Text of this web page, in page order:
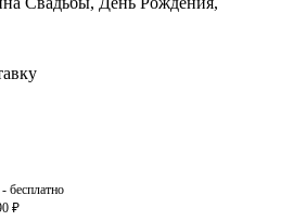
бесплатно
₽